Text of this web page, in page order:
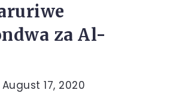
za Al-
August 17, 2020